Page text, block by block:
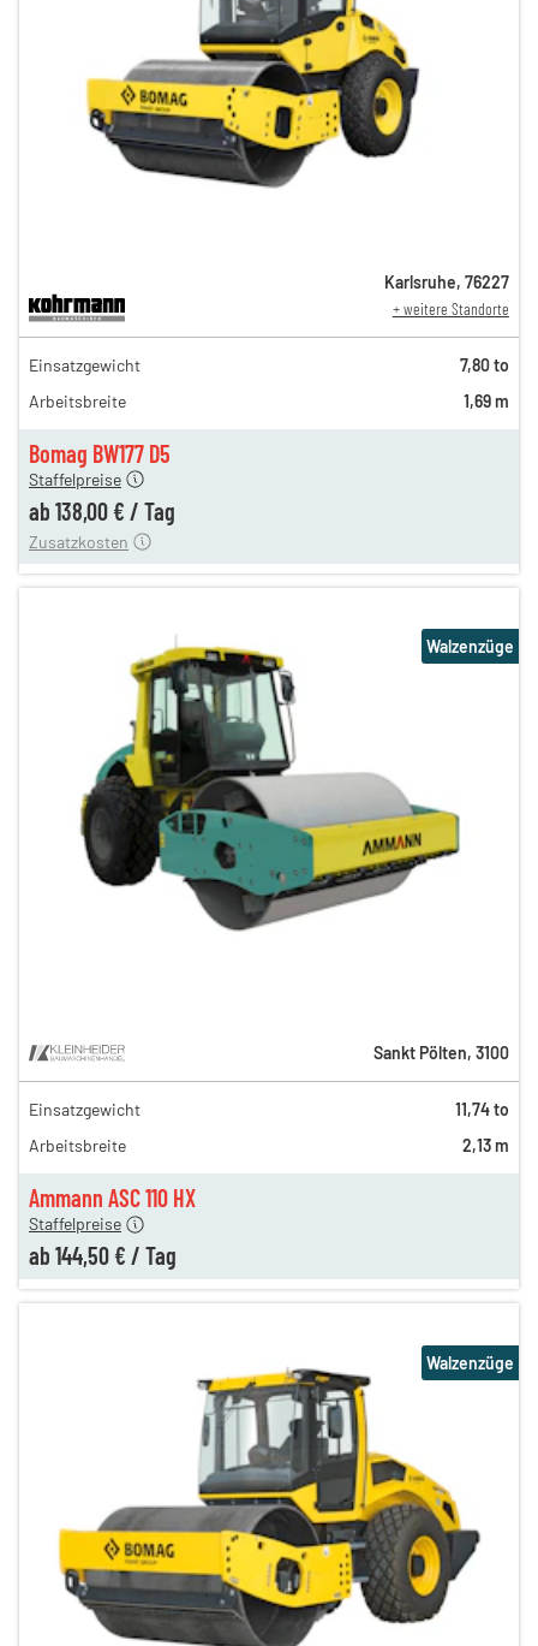
Bomag BW177 D5
237,00 €
197,00 €
164,00 €
Staffelpreise
ab 138,00 € / Tag
12,00 €
Zusatzkosten
Karlsruhe, 76227
+ weitere Standorte
Einsatzgewicht
7,80 to
Arbeitsbreite
1,69 m
Ammann ASC 110 HX
312,00 €
212,00 €
Staffelpreise
ab 144,50 € / Tag
Walzenzüge
Sankt Pölten, 3100
Einsatzgewicht
11,74 to
Arbeitsbreite
2,13 m
Walzenzüge